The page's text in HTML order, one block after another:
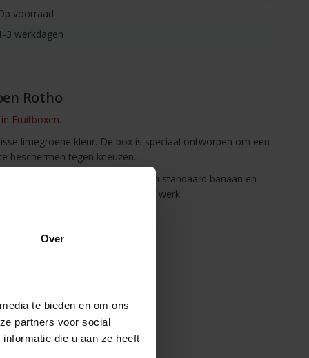
Over
te bieden en om ons
partners voor social
die u aan ze heeft
voorraad
3 werkdagen
Rotho
Fruitboxen.
limegroene kleur. De box is speciaal ontworpen om een
beschermen tegen kneuzen.
5 cm is er genoeg ruimte voor een standaard banaan en
voor onderweg, naar school of werk.